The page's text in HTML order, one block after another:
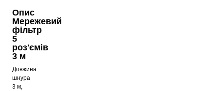
Опис
Мережевий
фільтр
5
роз'ємів
3 м
Довжина
шнура
3 м,